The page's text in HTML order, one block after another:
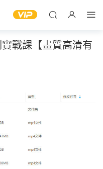
戰課【畫質高清有